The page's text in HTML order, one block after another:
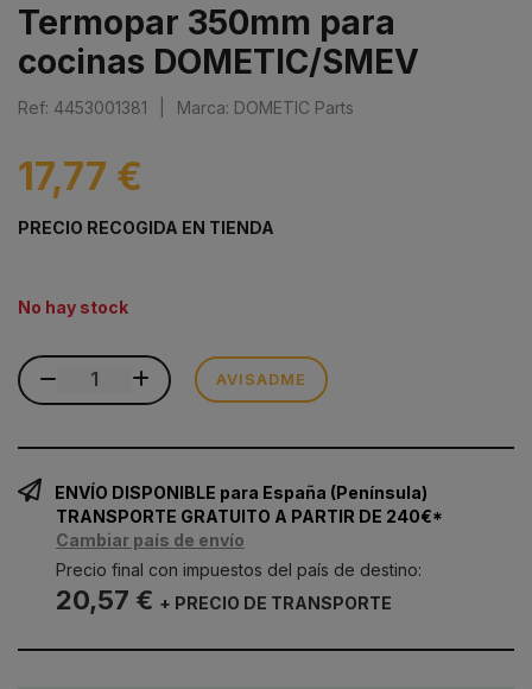
Termopar 350mm para
cocinas DOMETIC/SMEV
Ref: 4453001381 Marca: DOMETIC Parts
17,77 €
PRECIO RECOGIDA EN TIENDA
No hay stock
AVISADME
ENVÍO DISPONIBLE para España (Península)
TRANSPORTE GRATUITO A PARTIR DE 240€*
Cambiar país de envío
Precio final con impuestos del país de destino:
20,57 € + PRECIO DE TRANSPORTE